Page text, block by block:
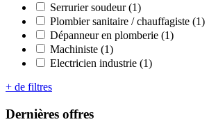
Serrurier soudeur (1)
Plombier sanitaire / chauffagiste (1)
Dépanneur en plomberie (1)
Machiniste (1)
Electricien industrie (1)
+ de filtres
Dernières offres